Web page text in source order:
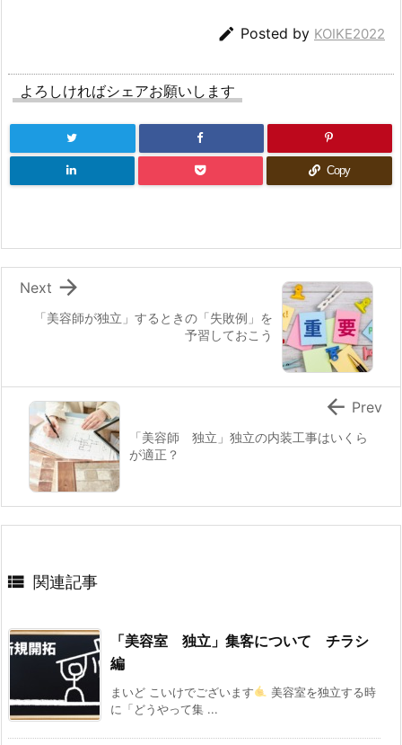
 Posted by KOIKE2022
よろしければシェアお願いします
Copy
「美容師が独立」するときの「失敗例」を
予習しておこう

Next
「美容師 独立」独立の内装工事はいくら
が適正？
 Prev
 関連記事
「美容室 独立」集客について チラシ
編
まいど こいけでございます
美容室を独立する時
に「どうやって集 ...